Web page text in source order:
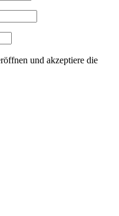
und akzeptiere die